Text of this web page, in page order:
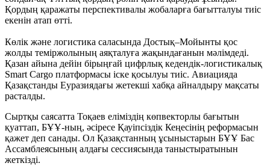
Қордың қаражаты перспективалы жобаларға бағытталуы тиіс
екенін атап өтті.
Көлік және логистика саласында Достық–Мойынты қос
жолды теміржолының аяқталуға жақындағанын мәлімдеді.
Қазан айына дейін бірыңғай цифрлық кедендік-логистикалық
Smart Cargo платформасы іске қосылуы тиіс. Авиацияда
Қазақстанды Еуразиядағы жетекші хабқа айналдыру мақсаты
расталды.
Сыртқы саясатта Тоқаев еліміздің көпвекторлы бағытын
қуаттап, БҰҰ-ның, әсіресе Қауіпсіздік Кеңесінің реформасын
қажет деп санады. Ол Қазақстанның ұсыныстарын БҰҰ Бас
Ассамблеясының алдағы сессиясында таныстыратынын
жеткізді.